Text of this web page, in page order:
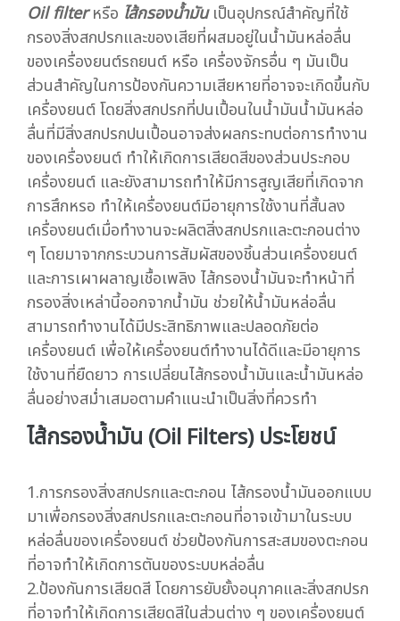
Oil filterหรือ ไส้กรองน้ำมันเป็นอุปกรณ์สำคัญที่ใช้
กรองสิ่งสกปรกและของเสียที่ผสมอยู่ในน้ำมันหล่อลื่น
ของเครื่องยนต์รถยนต์ หรือ เครื่องจักรอื่น ๆ มันเป็น
ส่วนสำคัญในการป้องกันความเสียหายที่อาจจะเกิดขึ้นกับ
เครื่องยนต์ โดยสิ่งสกปรกที่ปนเปื้อนในน้ำมันน้ำมันหล่อ
ลื่นที่มีสิ่งสกปรกปนเปื้อนอาจส่งผลกระทบต่อการทำงาน
ของเครื่องยนต์ ทำให้เกิดการเสียดสีของส่วนประกอบ
เครื่องยนต์ และยังสามารถทำให้มีการสูญเสียที่เกิดจาก
การสึกหรอ ทำให้เครื่องยนต์มีอายุการใช้งานที่สั้นลง
เครื่องยนต์เมื่อทำงานจะผลิตสิ่งสกปรกและตะกอนต่าง
ๆ โดยมาจากกระบวนการสัมผัสของชิ้นส่วนเครื่องยนต์
และการเผาผลาญเชื้อเพลิง ไส้กรองน้ำมันจะทำหน้าที่
กรองสิ่งเหล่านี้ออกจากน้ำมัน ช่วยให้น้ำมันหล่อลื่น
สามารถทำงานได้มีประสิทธิภาพและปลอดภัยต่อ
เครื่องยนต์ เพื่อให้เครื่องยนต์ทำงานได้ดีและมีอายุการ
ใช้งานที่ยืดยาว การเปลี่ยนไส้กรองน้ำมันและน้ำมันหล่อ
ลื่นอย่างสม่ำเสมอตามคำแนะนำเป็นสิ่งที่ควรทำ
ไส้กรองน้ำมัน (Oil Filters) ประโยชน์
1.การกรองสิ่งสกปรกและตะกอน ไส้กรองน้ำมันออกแบบ
มาเพื่อกรองสิ่งสกปรกและตะกอนที่อาจเข้ามาในระบบ
หล่อลื่นของเครื่องยนต์ ช่วยป้องกันการสะสมของตะกอน
ที่อาจทำให้เกิดการตันของระบบหล่อลื่น
2.ป้องกันการเสียดสี โดยการยับยั้งอนุภาคและสิ่งสกปรก
ที่อาจทำให้เกิดการเสียดสีในส่วนต่าง ๆ ของเครื่องยนต์